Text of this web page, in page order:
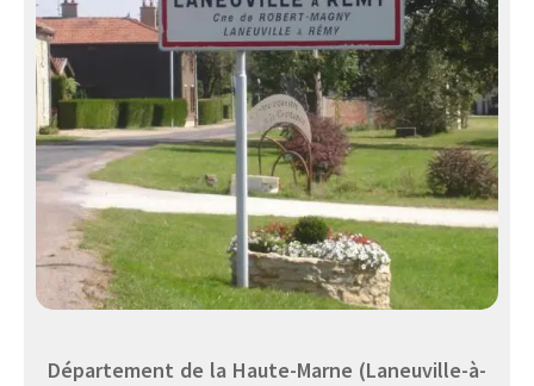
Département de la Haute-Marne (Laneuville-à-